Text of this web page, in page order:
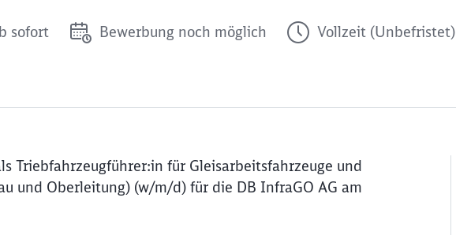
sofort Bewerbung noch möglich Vollzeit (Unbefristet)
Triebfahrzeugführer:in für Gleisarbeitsfahrzeuge und
und Oberleitung) (w/m/d) für die DB InfraGO AG am